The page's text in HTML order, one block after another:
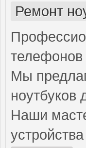
Ремонт
телефонов
Мы
ноутбуков
Наши